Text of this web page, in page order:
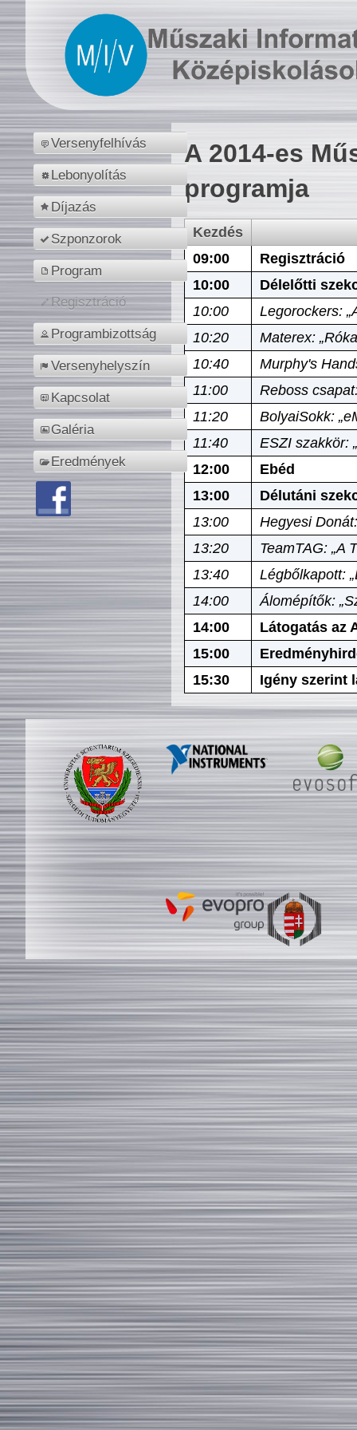
Versenyfelhívás
Lebonyolítás
Díjazás
Szponzorok
Program
Regisztráció
Programbizottság
Versenyhelyszín
Kapcsolat
Galéria
Eredmények
A 2014-es
programja
Kezdés
09:00
Regisztráció
10:00
Délelőtti
10:00
Legorockers:
10:20
Materex:
10:40
Murphy's
11:00
Reboss
11:20
BolyaiSokk:
11:40
ESZI szakkör:
12:00
Ebéd
13:00
Délutáni
13:00
Hegyesi
13:20
TeamTAG: „A
13:40
Légbőlkapott:
14:00
Álomépítők:
14:00
Látogatás az
15:00
15:30
Igény szerint